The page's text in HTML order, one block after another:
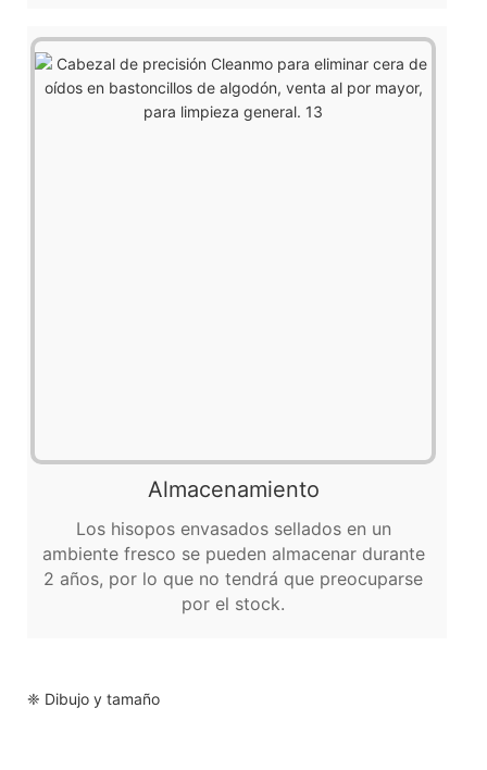
Almacenamiento
Los hisopos envasados ​​​​sellados en un
ambiente fresco se pueden almacenar durante
2 años, por lo que no tendrá que preocuparse
por el stock.
❈ Dibujo y tamaño